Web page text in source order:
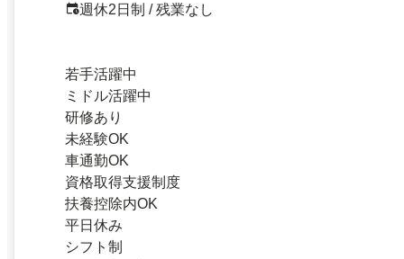
週休2日制 / 残業なし
若手活躍中
ミドル活躍中
研修あり
未経験OK
車通勤OK
資格取得支援制度
扶養控除内OK
平日休み
シフト制